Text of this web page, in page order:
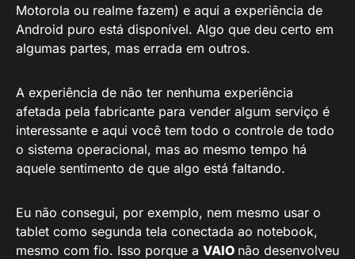
Motorola ou realme fazem) e aqui a experiência de
Android puro está disponível. Algo que deu certo em
algumas partes, mas errada em outros.
A experiência de não ter nenhuma experiência
afetada pela fabricante para vender algum serviço é
interessante e aqui você tem todo o controle de todo
o sistema operacional, mas ao mesmo tempo há
aquele sentimento de que algo está faltando.
Eu não consegui, por exemplo, nem mesmo usar o
tablet como segunda tela conectada ao notebook,
mesmo com fio. Isso porque a VAIO não desenvolveu